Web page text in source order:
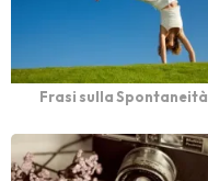
Frasi sulla Spontaneità